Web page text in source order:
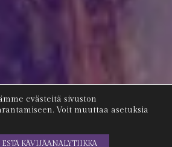
evästeitä sivuston
Voit muuttaa asetuksia
ESTÄ KÄVIJÄANALYTIIKKA